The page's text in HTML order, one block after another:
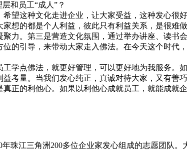
和员工“成人”？
望这种文化走进企业，让大家受益，这种发心很
想的都是个人利益，彼此只有利益关系，是很
力。第三是营造文化氛围，通过举办讲座、读书
的引导，来带动大家走入佛法。在今天这个时
点佛法，就更好管理，可以更好地为我服务。
考量。当我们发心纯正，真诚对待大家，又有善
正的利他心。如果以利他心成就员工，就能成就
珠江三角洲200多位企业家发心组成的志愿团队